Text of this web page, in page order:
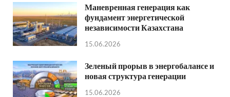
Маневренная генерация как
фундамент энергетической
независимости Казахстана
15.06.2026
Зеленый прорыв в энергобалансе и
новая структура генерации
15.06.2026